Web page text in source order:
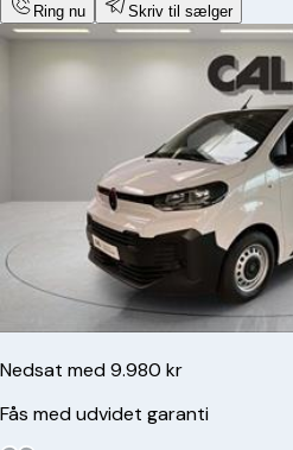
Ring nu Skriv til sælger
Nedsat med 9.980 kr
Fås med udvidet garanti